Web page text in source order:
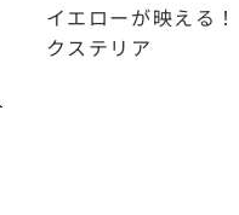
イエローが映える
クステリア